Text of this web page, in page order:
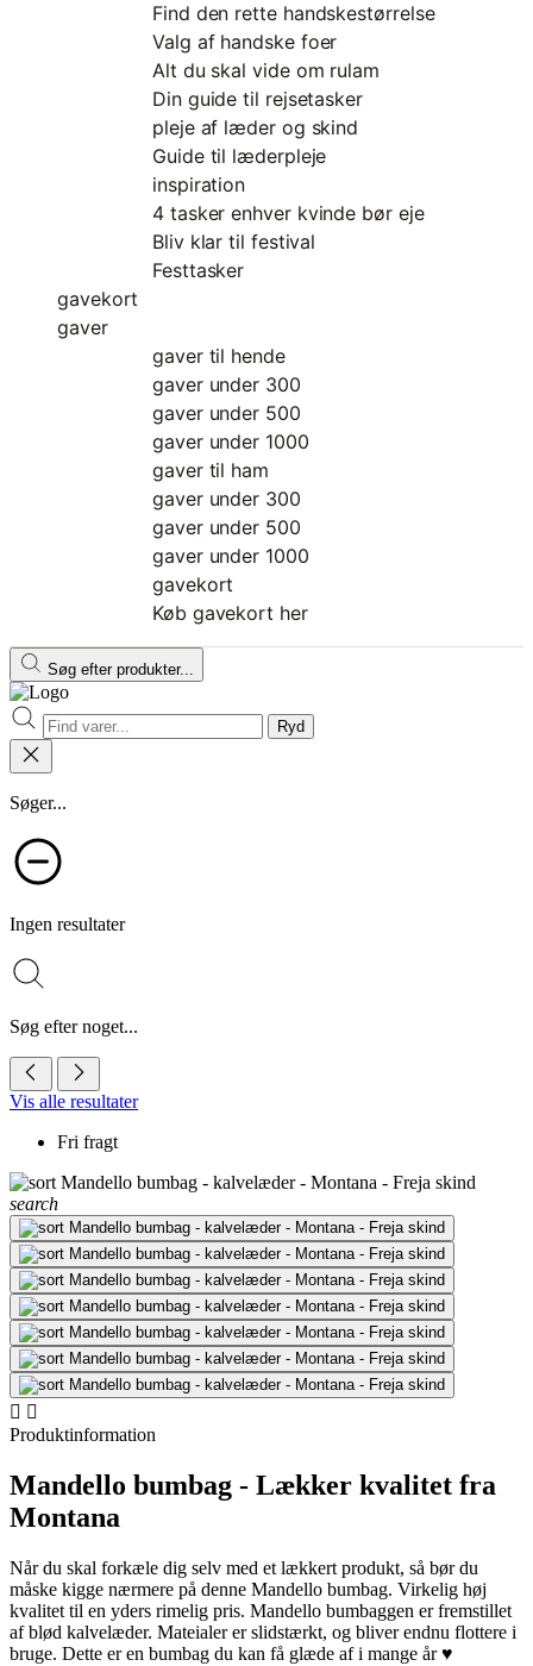
Find den rette handskestørrelse
Valg af handske foer
Alt du skal vide om rulam
Din guide til rejsetasker
pleje af læder og skind
Guide til læderpleje
inspiration
4 tasker enhver kvinde bør eje
Bliv klar til festival
Festtasker
gavekort
gaver
gaver til hende
gaver under 300
gaver under 500
gaver under 1000
gaver til ham
gaver under 300
gaver under 500
gaver under 1000
gavekort
Køb gavekort her
Søg efter produkter...
Ryd
Søger...
Ingen resultater
Søg efter noget...
Vis alle resultater
Fri fragt
search
 
Produktinformation
Mandello bumbag - Lækker kvalitet fra
Montana
Når du skal forkæle dig selv med et lækkert produkt, så bør du
måske kigge nærmere på denne Mandello bumbag. Virkelig høj
kvalitet til en yders rimelig pris. Mandello bumbaggen er fremstillet
af blød kalvelæder. Mateialer er slidstærkt, og bliver endnu flottere i
bruge. Dette er en bumbag du kan få glæde af i mange år ♥